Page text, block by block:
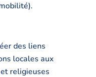
des liens
locales aux
religieuses